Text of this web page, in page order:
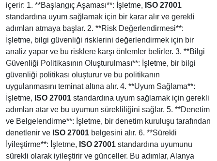
içerir: 1. **Başlangıç Aşaması**: İşletme, ISO 27001
standardına uyum sağlamak için bir karar alır ve gerekli
adımları atmaya başlar. 2. **Risk Değerlendirmesi**:
İşletme, bilgi güvenliği risklerini değerlendirmek için bir
analiz yapar ve bu risklere karşı önlemler belirler. 3. **Bilgi
Güvenliği Politikasının Oluşturulması**: İşletme, bir bilgi
güvenliği politikası oluşturur ve bu politikanın
uygulanmasını teminat altına alır. 4. **Uyum Sağlama**:
İşletme, ISO 27001 standardına uyum sağlamak için gerekli
adımları atar ve bu uyumun sürekliliğini sağlar. 5. **Denetim
ve Belgelendirme**: İşletme, bir denetim kuruluşu tarafından
denetlenir ve ISO 27001 belgesini alır. 6. **Sürekli
İyileştirme**: İşletme, ISO 27001 standardına uyumunu
sürekli olarak iyileştirir ve günceller. Bu adımlar, Alanya